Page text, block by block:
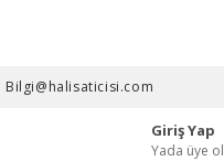
Bilgi@halisaticisi.com
Giriş Yap
Yada üye ol